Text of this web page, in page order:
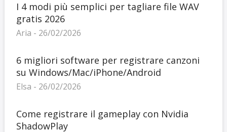
I 4 modi più semplici per tagliare file WAV
gratis 2026
Aria - 26/02/2026
6 migliori software per registrare canzoni
su Windows/Mac/iPhone/Android
Elsa - 26/02/2026
Come registrare il gameplay con Nvidia
ShadowPlay